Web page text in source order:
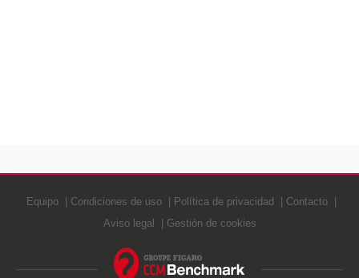
Equipo Condiciones de uso Política de privacidad
Contacto
Aviso legal
Gestión de cookies